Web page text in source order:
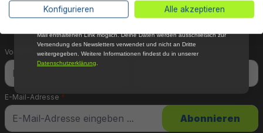
Gutschein auf nicht reduzierte Ware für Deinen
nächsten Einkauf.
E-Mail-Adresse *
Vorname Nachname
Abonnieren
Konfigurieren Alle akzeptieren
*Mit der Anmeldung zum Newsletter stimmst du zu, regelmäßig per E-
Mail über aktuelle Angebote, Aktionen und Produktneuheiten
Mail enthaltenen Link möglich. Deine Daten werden ausschließlich zur
Versendung des Newsletters verwendet und nicht an Dritte
weitergegeben. Weitere Informationen findest du in unserer
Datenschutzerklärung